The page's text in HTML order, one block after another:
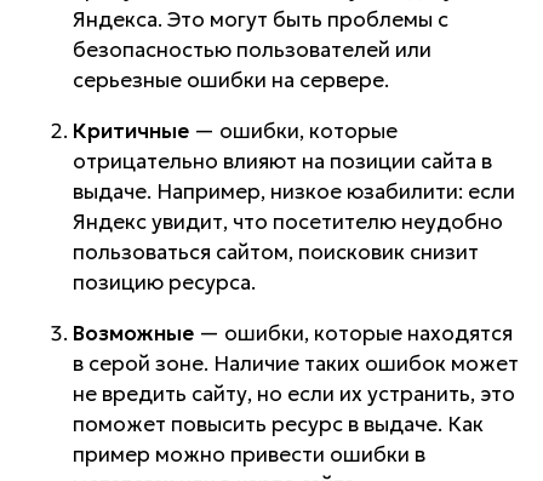
Яндекса. Это могут быть проблемы с
безопасностью пользователей или
серьезные ошибки на сервере.
Критичные — ошибки, которые
отрицательно влияют на позиции сайта в
выдаче. Например, низкое юзабилити: если
Яндекс увидит, что посетителю неудобно
пользоваться сайтом, поисковик снизит
позицию ресурса.
Возможные — ошибки, которые находятся
в серой зоне. Наличие таких ошибок может
не вредить сайту, но если их устранить, это
поможет повысить ресурс в выдаче. Как
пример можно привести ошибки в